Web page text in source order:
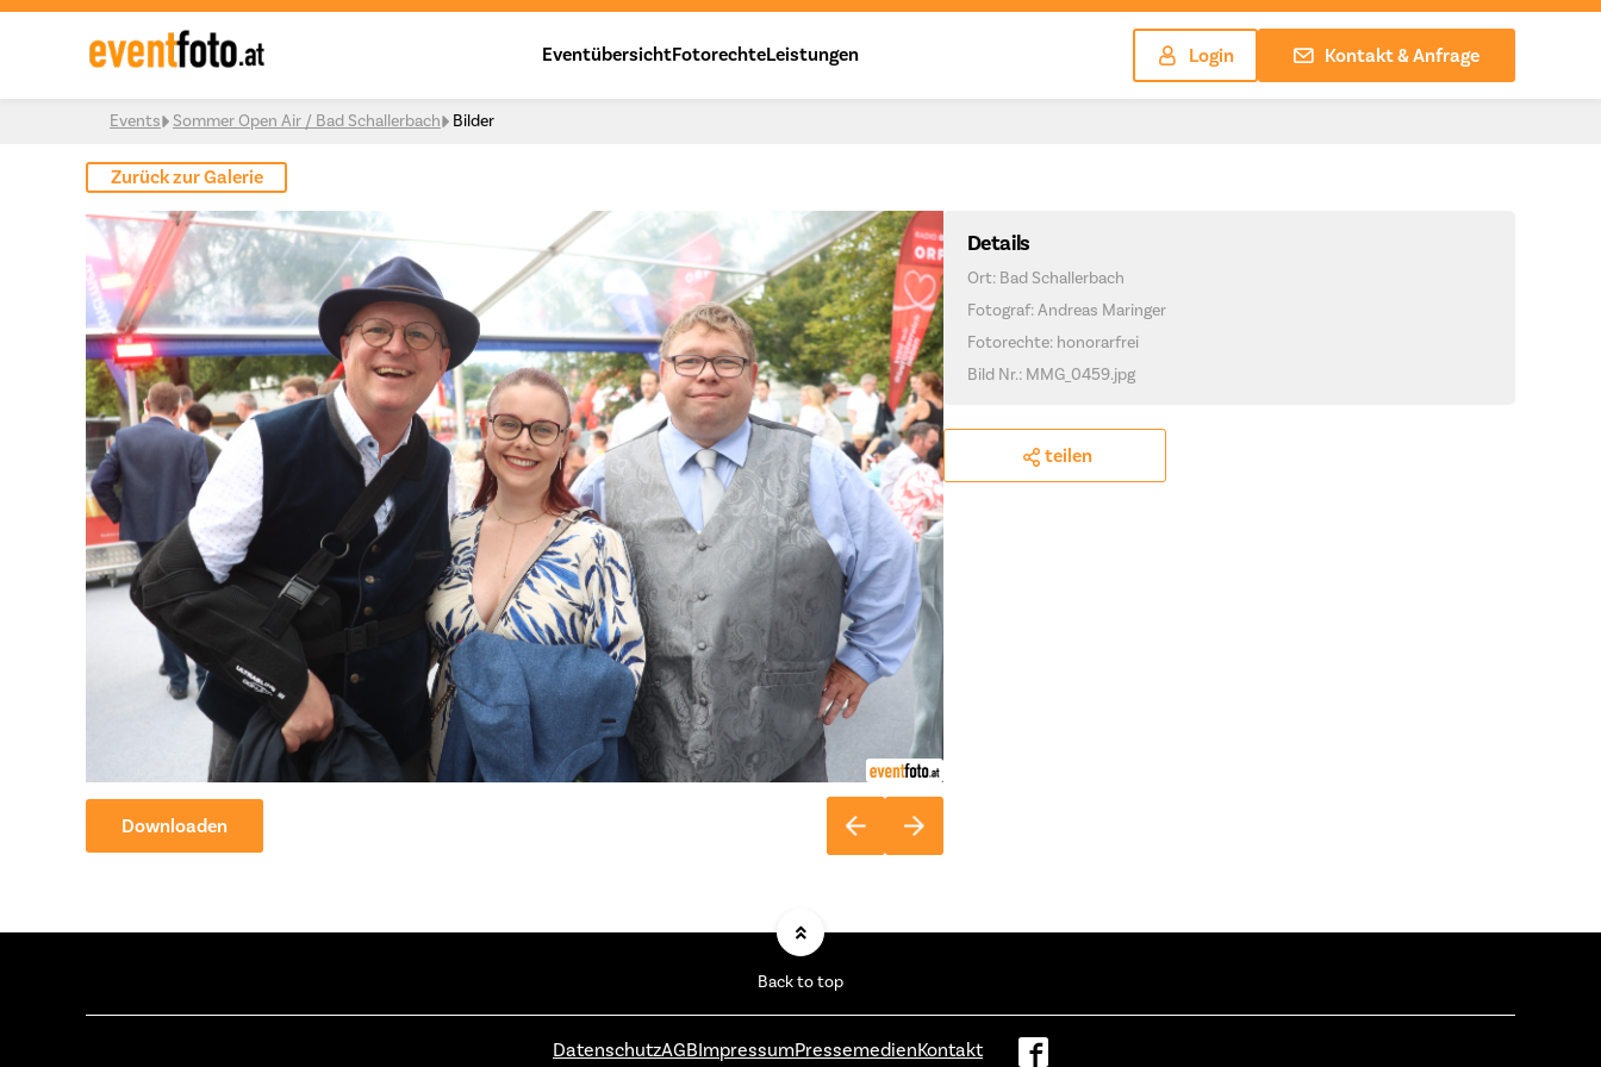
Skip to content
EventübersichtFotorechteLeistungen Login Kontakt & Anfrage
Events Sommer Open Air / Bad Schallerbach Bilder
Zurück zur Galerie
Downloaden
Details
Ort: Bad Schallerbach
Fotograf: Andreas Maringer
Fotorechte: honorarfrei
Bild Nr.: MMG_0459.jpg
teilen
Back to top
DatenschutzAGBImpressumPressemedienKontakt